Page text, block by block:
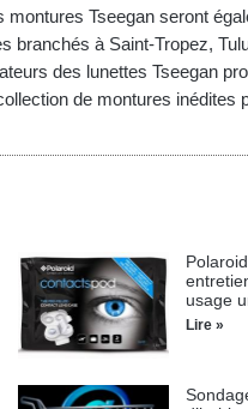
montures Tseegan seront
branchés à Saint-Tropez,
des lunettes Tseegan
de montures inédites
usage
Lire »